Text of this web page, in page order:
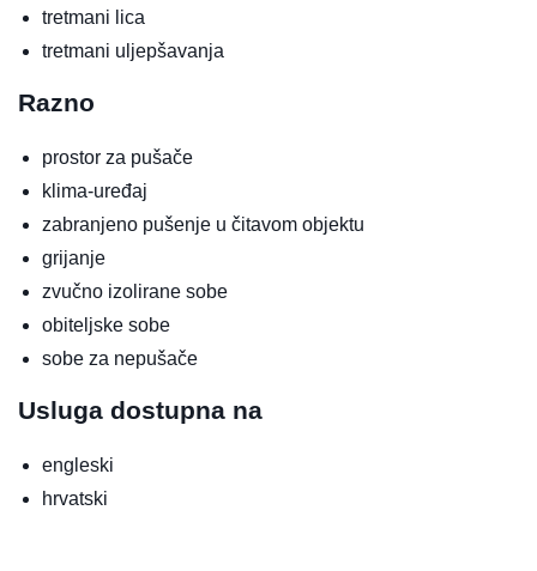
tretmani lica
tretmani uljepšavanja
Razno
prostor za pušače
klima-uređaj
zabranjeno pušenje u čitavom objektu
grijanje
zvučno izolirane sobe
obiteljske sobe
sobe za nepušače
Usluga dostupna na
engleski
hrvatski